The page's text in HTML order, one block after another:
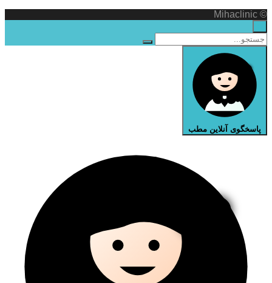
© Mihaclinic
پاسخگوی آنلاین مطب